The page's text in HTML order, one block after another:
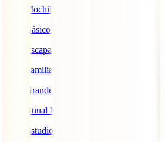
IATI Mochilero
IATI Básico
IATI Escapadas
IATI Familia
IATI Grandes Viajeros
IATI Anual Multiviaje
IATI Estudios